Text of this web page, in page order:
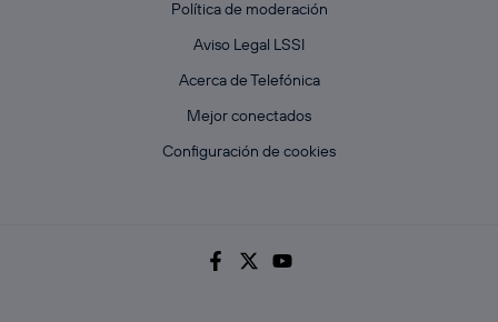
Política de moderación
Aviso Legal LSSI
Acerca de Telefónica
Mejor conectados
Configuración de cookies